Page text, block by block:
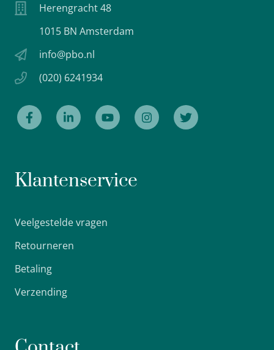
Herengracht 48
1015 BN Amsterdam
info@pbo.nl
(020) 6241934
Klantenservice
Veelgestelde vragen
Retourneren
Betaling
Verzending